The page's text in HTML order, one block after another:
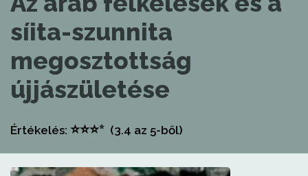
síita-szunnita
megosztottság
újjászületése
Értékelés: ⭐⭐⭐⭐ (3.4 az 5-ből)